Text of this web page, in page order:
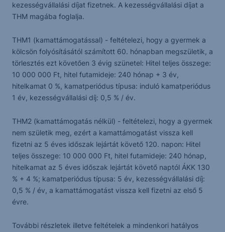
kezességvállalási díjat fizetnek. A kezességvállalási díjat a
THM magába foglalja.
THM1 (kamattámogatással) - feltételezi, hogy a gyermek a
kölcsön folyósításától számított 60. hónapban megszületik, a
törlesztés ezt követően 3 évig szünetel: Hitel teljes összege:
10 000 000 Ft, hitel futamideje: 240 hónap + 3 év,
hitelkamat 0 %, kamatperiódus típusa: induló kamatperiódus
1 év, kezességvállalási díj: 0,5 % / év.
THM2 (kamattámogatás nélkül) - feltételezi, hogy a gyermek
nem születik meg, ezért a kamattámogatást vissza kell
fizetni az 5 éves időszak lejártát követő 120. napon: Hitel
teljes összege: 10 000 000 Ft, hitel futamideje: 240 hónap,
hitelkamat az 5 éves időszak lejártát követő naptól ÁKK 130
% + 4 %; kamatperiódus típusa: 5 év, kezességvállalási díj:
0,5 % / év, a kamattámogatást vissza kell fizetni az első 5
évre.
További részletek illetve feltételek a mindenkori hatályos